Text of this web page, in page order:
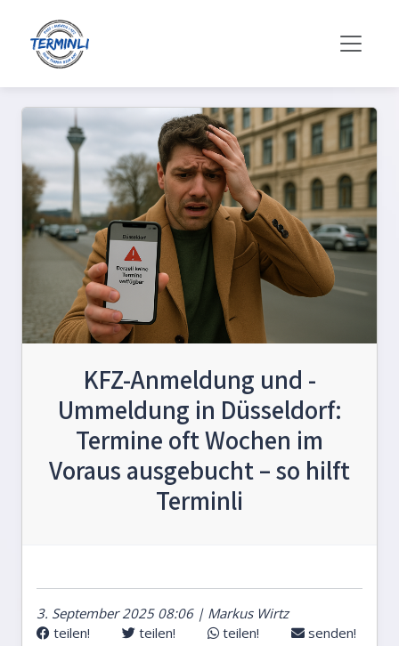
KFZ-Anmeldung und -
Ummeldung in Düsseldorf:
Termine oft Wochen im
Voraus ausgebucht – so hilft
Terminli
3. September 2025 08:06 | Markus Wirtz
teilen!
teilen! teilen! senden!